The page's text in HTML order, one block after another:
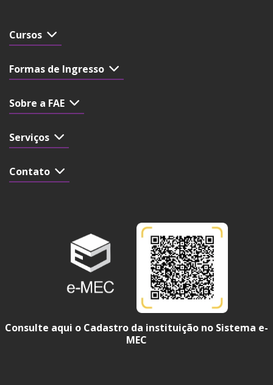
Cursos
Formas de Ingresso
Sobre a FAE
Serviços
Contato
Consulte aqui o Cadastro da instituição no Sistema e-
MEC